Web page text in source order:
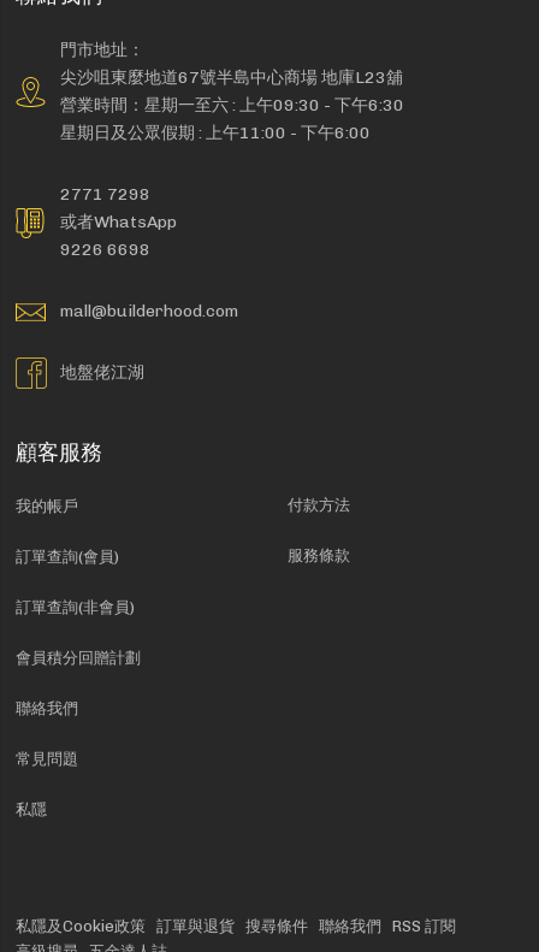
門市地址：
尖沙咀東麼地道67號半島中心商場 地庫L23舖
營業時間：星期一至六 : 上午09:30 - 下午6:30
星期日及公眾假期 : 上午11:00 - 下午6:00
2771 7298
或者WhatsApp
9226 6698
mall@builderhood.com
地盤佬江湖
顧客服務
我的帳戶
訂單查詢(會員)
訂單查詢(非會員)
會員積分回贈計劃
聯絡我們
常見問題
私隱
付款方法
服務條款
私隱及Cookie政策 訂單與退貨 搜尋條件 聯絡我們
RSS 訂閱